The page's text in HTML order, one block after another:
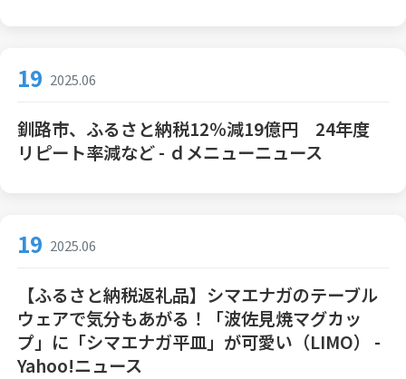
19 2025.06
釧路市、ふるさと納税12％減19億円 24年度
リピート率減など - ｄメニューニュース
19 2025.06
【ふるさと納税返礼品】シマエナガのテーブル
ウェアで気分もあがる！「波佐見焼マグカッ
プ」に「シマエナガ平皿」が可愛い（LIMO） -
Yahoo!ニュース